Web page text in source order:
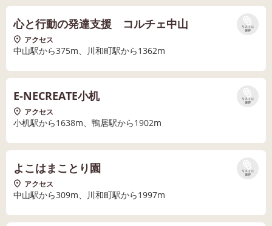
リストに
保存
心と行動の発達支援 コルチェ中山
アクセス
中山駅から375m、川和町駅から1362m
リストに
保存
E-NECREATE小机
アクセス
小机駅から1638m、鴨居駅から1902m
リストに
保存
よこはまことり園
アクセス
中山駅から309m、川和町駅から1997m